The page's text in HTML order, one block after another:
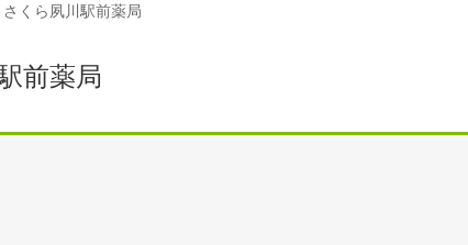
さくら夙川駅前薬局
前薬局